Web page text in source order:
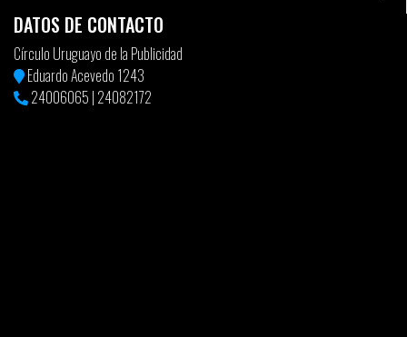
DATOS DE CONTACTO
Círculo Uruguayo de la Publicidad
Eduardo Acevedo 1243
24006065 | 24082172